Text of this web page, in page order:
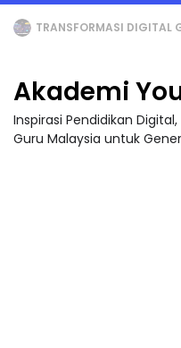
MAJLIS ANUGERAH FFK (FESTIVAL
Akademi
Inspirasi Pendidikan
Guru Malaysia untuk